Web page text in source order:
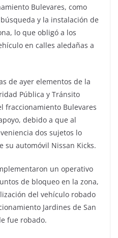
Bulevares, como
y la instalación de
lo que obligó a los
en calles aledañas a
de ayer elementos de la
Pública y Tránsito
fraccionamiento Bulevares
debido a que al
dos sujetos lo
su automóvil Nissan Kicks.
un operativo
de bloqueo en la zona,
del vehículo robado
Jardines de San
fue robado.